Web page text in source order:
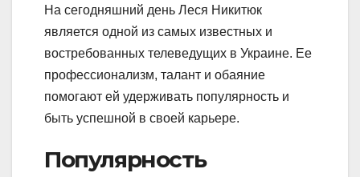
На сегодняшний день Леся Никитюк
является одной из самых известных и
востребованных телеведущих в Украине. Ее
профессионализм, талант и обаяние
помогают ей удерживать популярность и
быть успешной в своей карьере.
Популярность